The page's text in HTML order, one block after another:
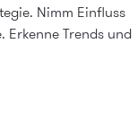
Nimm Einfluss
Erkenne Trends und